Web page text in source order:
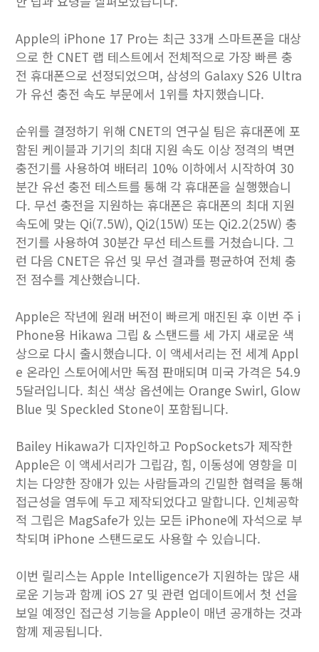
Apple의 iPhone 17 Pro는 최근 33개 스마트폰을 대상
으로 한 CNET 랩 테스트에서 전체적으로 가장 빠른 충
전 휴대폰으로 선정되었으며, 삼성의 Galaxy S26 Ultra
가 유선 충전 속도 부문에서 1위를 차지했습니다.
순위를 결정하기 위해 CNET의 연구실 팀은 휴대폰에 포
함된 케이블과 기기의 최대 지원 속도 이상 정격의 벽면
충전기를 사용하여 배터리 10% 이하에서 시작하여 30
분간 유선 충전 테스트를 통해 각 휴대폰을 실행했습니
다. 무선 충전을 지원하는 휴대폰은 휴대폰의 최대 지원
속도에 맞는 Qi(7.5W), Qi2(15W) 또는 Qi2.2(25W) 충
전기를 사용하여 30분간 무선 테스트를 거쳤습니다. 그
런 다음 CNET은 유선 및 무선 결과를 평균하여 전체 충
전 점수를 계산했습니다.
Apple은 작년에 원래 버전이 빠르게 매진된 후 이번 주 i
Phone용 Hikawa 그립 & 스탠드를 세 가지 새로운 색
상으로 다시 출시했습니다. 이 액세서리는 전 세계 Appl
e 온라인 스토어에서만 독점 판매되며 미국 가격은 54.9
5달러입니다. 최신 색상 옵션에는 Orange Swirl, Glow
Blue 및 Speckled Stone이 포함됩니다.
Bailey Hikawa가 디자인하고 PopSockets가 제작한
Apple은 이 액세서리가 그립감, 힘, 이동성에 영향을 미
치는 다양한 장애가 있는 사람들과의 긴밀한 협력을 통해
접근성을 염두에 두고 제작되었다고 말합니다. 인체공학
적 그립은 MagSafe가 있는 모든 iPhone에 자석으로 부
착되며 iPhone 스탠드로도 사용할 수 있습니다.
이번 릴리스는 Apple Intelligence가 지원하는 많은 새
로운 기능과 함께 iOS 27 및 관련 업데이트에서 첫 선을
보일 예정인 접근성 기능을 Apple이 매년 공개하는 것과
함께 제공됩니다.